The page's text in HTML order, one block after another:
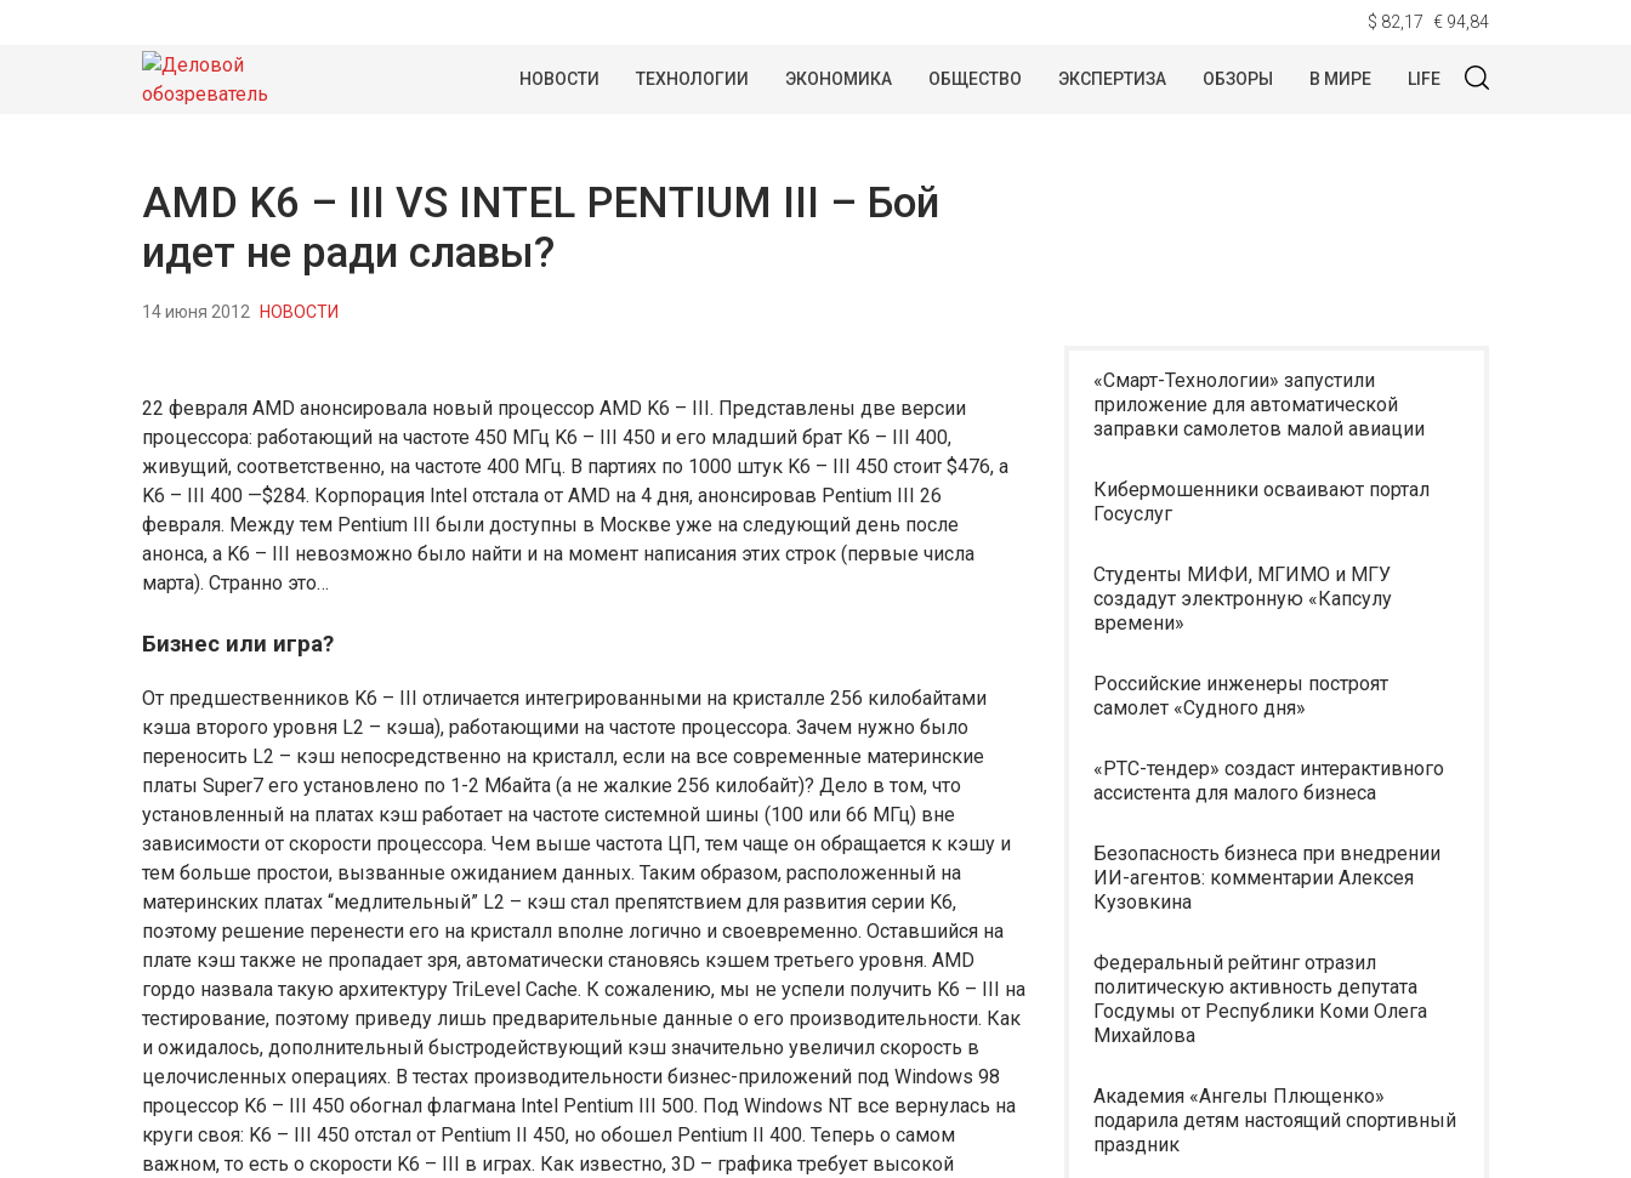
$ 82,17 € 94,84
НОВОСТИ ТЕХНОЛОГИИ ЭКОНОМИКА ОБЩЕСТВО ЭКСПЕРТИЗА ОБЗОРЫ В МИРЕ LIFE
AMD K6 – III VS INTEL PENTIUM III – Бой
идет не ради славы?
14 июня 2012 НОВОСТИ
22 февраля AMD анонсировала новый процессор AMD K6 – III. Представлены две версии
процессора: работающий на частоте 450 МГц K6 – III 450 и его младший брат K6 – III 400,
живущий, соответственно, на частоте 400 МГц. В партиях по 1000 штук K6 – III 450 стоит $476, а
K6 – III 400 —$284. Корпорация Intel отстала от AMD на 4 дня, анонсировав Pentium III 26
февраля. Между тем Pentium III были доступны в Москве уже на следующий день после
анонса, а K6 – III невозможно было найти и на момент написания этих строк (первые числа
марта). Странно это…
Бизнес или игра?
От предшественников K6 – III отличается интегрированными на кристалле 256 килобайтами
кэша второго уровня L2 – кэша), работающими на частоте процессора. Зачем нужно было
переносить L2 – кэш непосредственно на кристалл, если на все современные материнские
платы Super7 его установлено по 1-2 Мбайта (а не жалкие 256 килобайт)? Дело в том, что
установленный на платах кэш работает на частоте системной шины (100 или 66 МГц) вне
зависимости от скорости процессора. Чем выше частота ЦП, тем чаще он обращается к кэшу и
тем больше простои, вызванные ожиданием данных. Таким образом, расположенный на
материнских платах “медлительный” L2 – кэш стал препятствием для развития серии K6,
поэтому решение перенести его на кристалл вполне логично и своевременно. Оставшийся на
плате кэш также не пропадает зря, автоматически становясь кэшем третьего уровня. AMD
гордо назвала такую архитектуру TriLevel Cache. К сожалению, мы не успели получить K6 – III на
тестирование, поэтому приведу лишь предварительные данные о его производительности. Как
и ожидалось, дополнительный быстродействующий кэш значительно увеличил скорость в
целочисленных операциях. В тестах производительности бизнес-приложений под Windows 98
процессор K6 – III 450 обогнал флагмана Intel Pentium III 500. Под Windows NT все вернулась на
круги своя: K6 – III 450 отстал от Pentium II 450, но обошел Pentium II 400. Теперь о самом
важном, то есть о скорости K6 – III в играх. Как известно, 3D – графика требует высокой
«Смарт-Технологии» запустили
приложение для автоматической
заправки самолетов малой авиации
Кибермошенники осваивают портал
Госуслуг
Студенты МИФИ, МГИМО и МГУ
создадут электронную «Капсулу
времени»
Российские инженеры построят
самолет «Судного дня»
«РТС-тендер» создаст интерактивного
ассистента для малого бизнеса
Безопасность бизнеса при внедрении
ИИ-агентов: комментарии Алексея
Кузовкина
Федеральный рейтинг отразил
политическую активность депутата
Госдумы от Республики Коми Олега
Михайлова
Академия «Ангелы Плющенко»
подарила детям настоящий спортивный
праздник